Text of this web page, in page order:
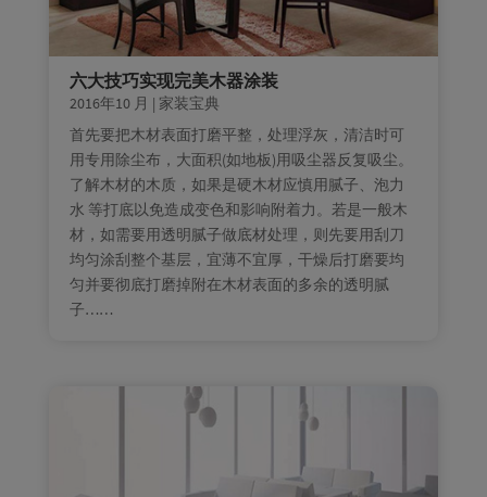
六大技巧实现完美木器涂装
2016年10 月 | 家装宝典
首先要把木材表面打磨平整，处理浮灰，清洁时可
用专用除尘布，大面积(如地板)用吸尘器反复吸尘。
了解木材的木质，如果是硬木材应慎用腻子、泡力
水 等打底以免造成变色和影响附着力。若是一般木
材，如需要用透明腻子做底材处理，则先要用刮刀
均匀涂刮整个基层，宜薄不宜厚，干燥后打磨要均
匀并要彻底打磨掉附在木材表面的多余的透明腻
子……